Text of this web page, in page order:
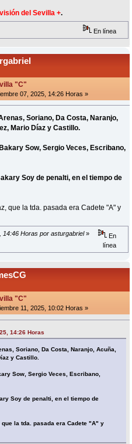
del Sevilla +.
En línea
"C"
07, 2025, 14:26 Horas »
Soriano, Da Costa, Naranjo,
Mario Díaz y Castillo.
Sow, Sergio Veces, Escribano,
Soy de penalti, en el tiempo de
que la tda. pasada era Cadete "A" y
14:46 Horas por asturgabriel»
En
línea
"C"
11, 2025, 10:02 Horas »
14:26 Horas
Soriano, Da Costa, Naranjo, Acuña,
y Castillo.
Sow, Sergio Veces, Escribano,
Soy de penalti, en el tiempo de
la tda. pasada era Cadete "A" y